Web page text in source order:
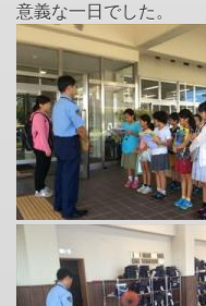
意義な一日でした。